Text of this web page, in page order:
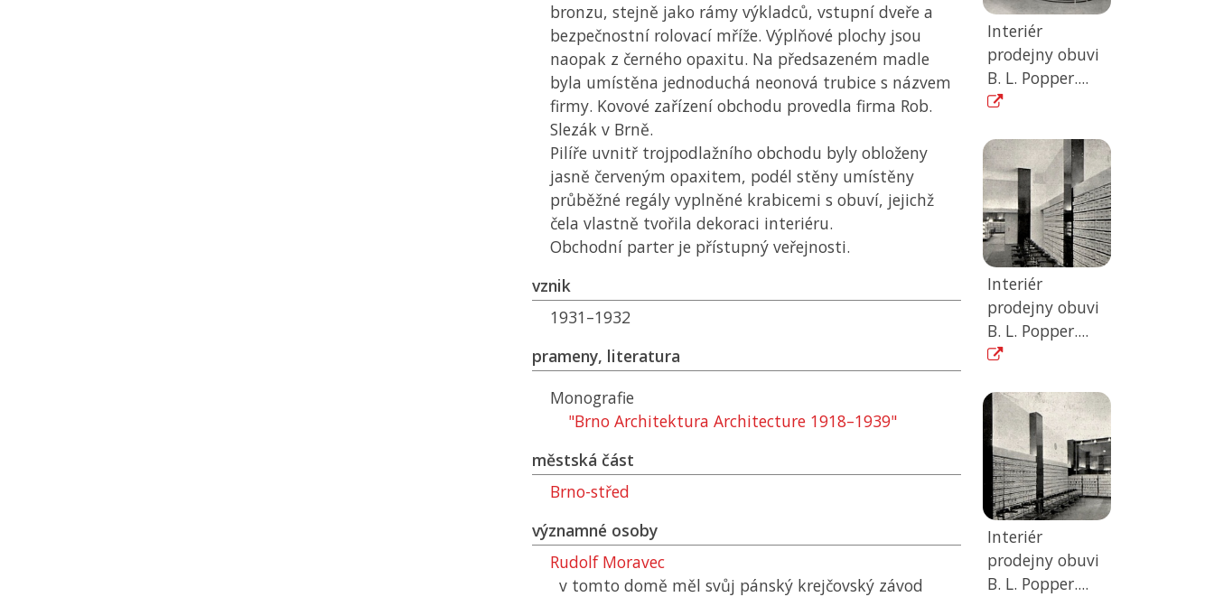
bronzu, stejně jako rámy výkladců, vstupní dveře a
bezpečnostní rolovací mříže. Výplňové plochy jsou
naopak z černého opaxitu. Na předsazeném madle
byla umístěna jednoduchá neonová trubice s názvem
firmy. Kovové zařízení obchodu provedla firma Rob.
Slezák v Brně.
Pilíře uvnitř trojpodlažního obchodu byly obloženy
jasně červeným opaxitem, podél stěny umístěny
průběžné regály vyplněné krabicemi s obuví, jejichž
čela vlastně tvořila dekoraci interiéru.
Obchodní parter je přístupný veřejnosti.
vznik
1931–1932
prameny, literatura
Monografie
"Brno Architektura Architecture 1918–1939"
městská část
Brno-střed
významné osoby
Rudolf Moravec
v tomto domě měl svůj pánský krejčovský závod
Interiér
prodejny obuvi
B. L. Popper....
Interiér
prodejny obuvi
B. L. Popper....
Interiér
prodejny obuvi
B. L. Popper....